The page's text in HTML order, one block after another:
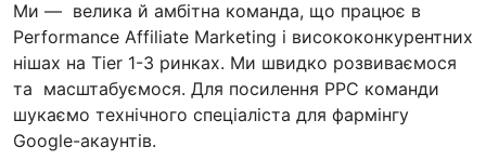
Ми — велика й амбітна команда, що працює в
Performance Affiliate Marketing і висококонкурентних
нішах на Tier 1-3 ринках. Ми швидко розвиваємося
та масштабуємося. Для посилення РРС команди
шукаємо технічного спеціаліста для фармінгу
Google-акаунтів.